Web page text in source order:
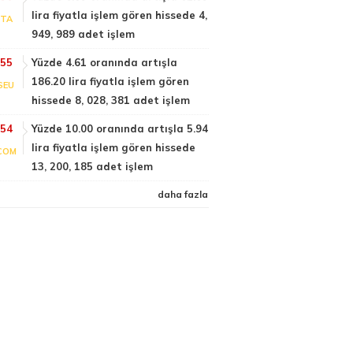
lira fiyatla işlem gören hissede 4,
949, 989 adet işlem
Yüzde 4.61 oranında artışla
186.20 lira fiyatla işlem gören
hissede 8, 028, 381 adet işlem
Yüzde 10.00 oranında artışla 5.94
lira fiyatla işlem gören hissede
13, 200, 185 adet işlem
daha fazla